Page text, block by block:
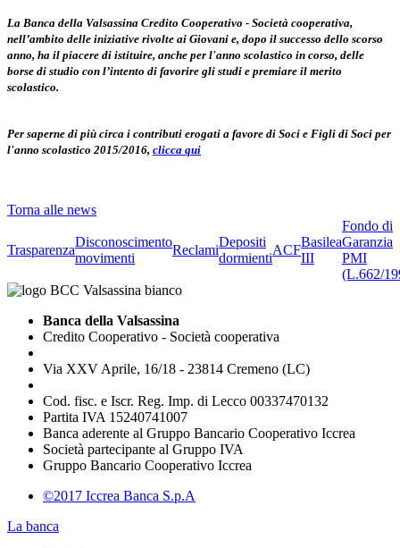
La Banca della Valsassina Credito Cooperativo - Società cooperativa,
nell’ambito delle iniziative rivolte ai Giovani e, dopo il successo dello scorso
anno, ha il piacere di istituire, anche per l'anno scolastico in corso, delle
borse di studio con l’intento di favorire gli studi e premiare il merito
scolastico.
Per saperne di più circa i contributi erogati a favore di Soci e Figli di Soci per
l'anno scolastico 2015/2016, clicca qui
Torna alle news
Trasparenza
Disconoscimento
movimenti
Reclami
Depositi
dormienti
ACF
Basilea
III
Fondo di
Garanzia
PMI
(L.662/
Banca della Valsassina
Credito Cooperativo - Società cooperativa
Via XXV Aprile, 16/18 - 23814 Cremeno (LC)
Cod. fisc. e Iscr. Reg. Imp. di Lecco 00337470132
Partita IVA 15240741007
Banca aderente al Gruppo Bancario Cooperativo Iccrea
Società partecipante al Gruppo IVA
Gruppo Bancario Cooperativo Iccrea
©2017 Iccrea Banca S.p.A
La banca